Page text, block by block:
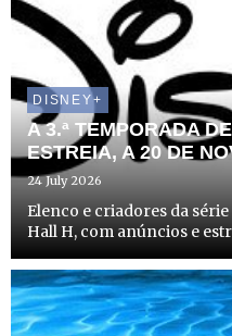
DISNEY+
A 3.ª TEMPORADA
ESTREIA, A 20 DE
24 July 2026
Elenco e criadores da
Hall H, com anúncios e